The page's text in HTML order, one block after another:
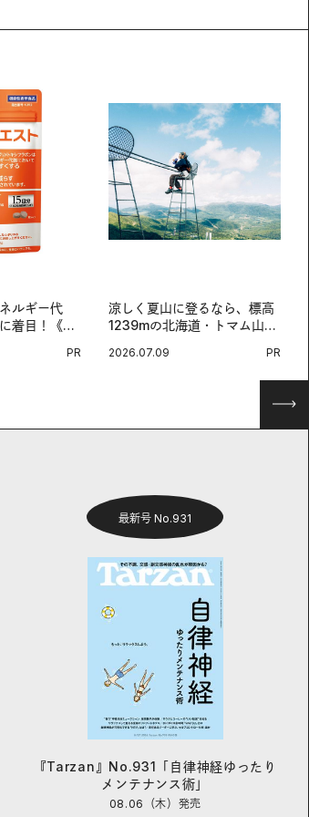
ルギー代
着目！《メ
PR
涼しく夏山に登るなら、標高
1239mの北海道・トマム山で
2026.07.09 PR
最新号 No.931
『Tarzan』No.931「自律神経ゆったり
メンテナンス術」
08.06（木） 発売